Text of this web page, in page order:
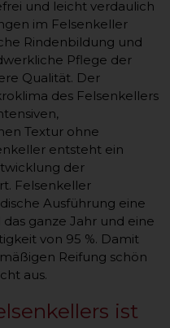
und leicht verdaulich
im Felsenkeller
Rindenbildung und
Pflege der
Qualität. Der
des Felsenkellers
Textur ohne
entsteht ein
der
Felsenkeller
Ausführung eine
ganze Jahr und eine
von 95 %. Damit
Reifung schön
aus.
ist